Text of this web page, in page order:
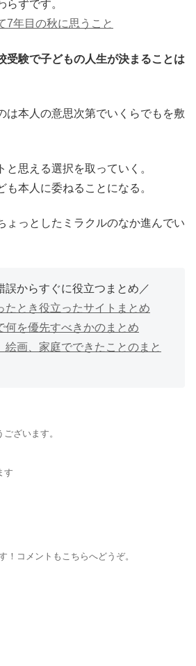
らずです。
7年目の秋に思うこと
受験で子どもの人生が決まることは
は本人の意思次第でいくらでもを敷
と思える選択を取っていく。
本人に委ねることになる。
ょっとしたミラクルのなか進んでい
誤からすぐに役立つまとめ／
たとき役立ったサイトまとめ
何を優先すべきかのまとめ
絵画、家庭でできたことのまと
ざいます。
す
コメントもこちらへどうぞ。